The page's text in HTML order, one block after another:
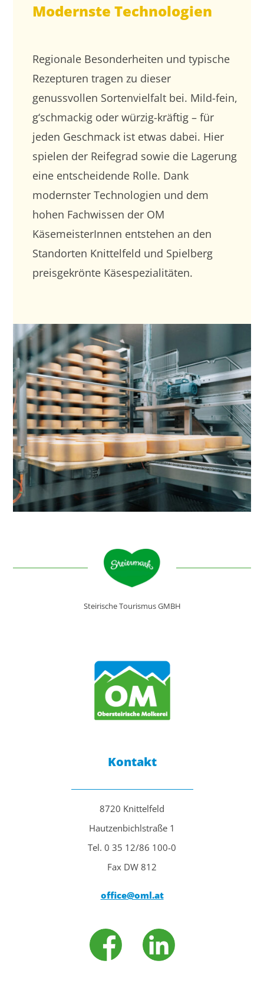
Modernste Technologien
Regionale Besonderheiten und typische
Rezepturen tragen zu dieser
genussvollen Sortenvielfalt bei. Mild-fein,
g‘schmackig oder würzig-kräftig – für
jeden Geschmack ist etwas dabei. Hier
spielen der Reifegrad sowie die Lagerung
eine entscheidende Rolle. Dank
modernster Technologien und dem
hohen Fachwissen der OM
KäsemeisterInnen entstehen an den
Standorten Knittelfeld und Spielberg
preisgekrönte Käsespezialitäten.
Steirische Tourismus GMBH
Kontakt
8720 Knittelfeld
Hautzenbichlstraße 1
Tel. 0 35 12/86 100-0
Fax DW 812
office@oml.at